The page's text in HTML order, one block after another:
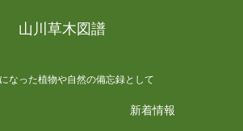
山川草木図譜
なった植物や自然の備忘録として
新着情報